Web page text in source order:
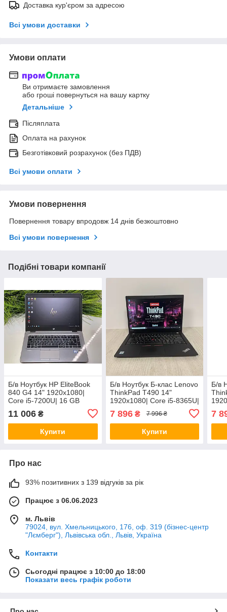
Доставка кур'єром за адресою
Всі умови доставки
Умови оплати
Ви отримаєте замовлення
або гроші повернуться на вашу картку
Детальніше
Післяплата
Оплата на рахунок
Безготівковий розрахунок (без ПДВ)
Всі умови оплати
Умови повернення
Повернення товару впродовж 14 днів безкоштовно
Всі умови повернення
Подібні товари компанії
Б/в Ноутбук HP EliteBook
840 G4 14" 1920x1080|
Core i5-7200U| 16 GB
RAM| 240 GB SSD| HD 620
11 006 ₴
Купити
Б/в Ноутбук Б-клас Lenovo
ThinkPad T490 14"
1920x1080| Core i5-8365U|
8 GB RAM| 128 GB SSD|
UHD 620
7 896₴ 7 996 ₴
Купити
Б/в
7
Про нас
93% позитивних з 139 відгуків за рік
Працює з 06.06.2023
м. Львів
79024, вул. Хмельницького, 176, оф. 319 (бізнес-центр
"Лємберг"), Львівська обл., Львів, Україна
Контакти
Сьогодні працює з 10:00 до 18:00
Показати весь графік роботи